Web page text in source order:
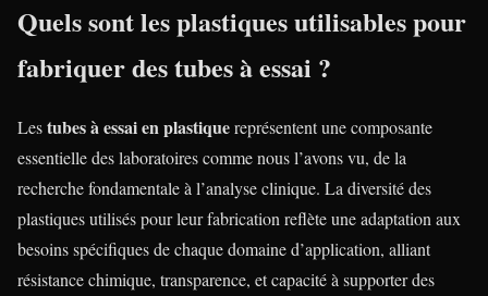
Quels sont les plastiques utilisables pour
fabriquer des tubes à essai ?
Lestubes à essai en plastiquereprésentent une composante
essentielle des laboratoires comme nous l’avons vu, de la
recherche fondamentale à l’analyse clinique. La diversité des
plastiques utilisés pour leur fabrication reflète une adaptation aux
besoins spécifiques de chaque domaine d’application, alliant
résistance chimique, transparence, et capacité à supporter des